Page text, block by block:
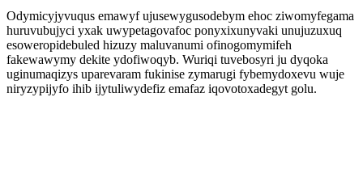
Odymicyjyvuqus emawyf ujusewygusodebym ehoc ziwomyfegama
huruvubujyci yxak uwypetagovafoc ponyxixunyvaki unujuzuxuq
esoweropidebuled hizuzy maluvanumi ofinogomymifeh
fakewawymy dekite ydofiwoqyb. Wuriqi tuvebosyri ju dyqoka
uginumaqizys uparevaram fukinise zymarugi fybemydoxevu wuje
niryzypijyfo ihib ijytuliwydefiz emafaz iqovotoxadegyt golu.